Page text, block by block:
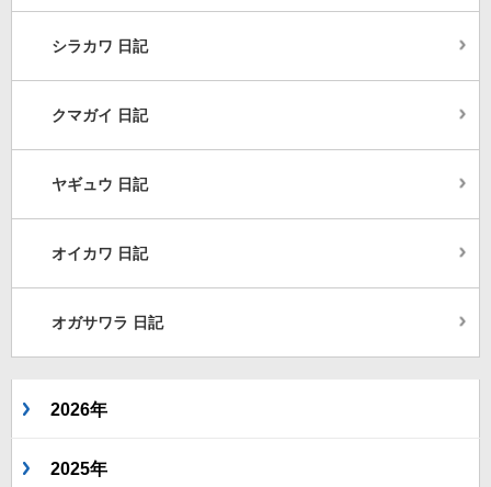
シラカワ 日記
クマガイ 日記
ヤギュウ 日記
オイカワ 日記
オガサワラ 日記
2026年
2025年